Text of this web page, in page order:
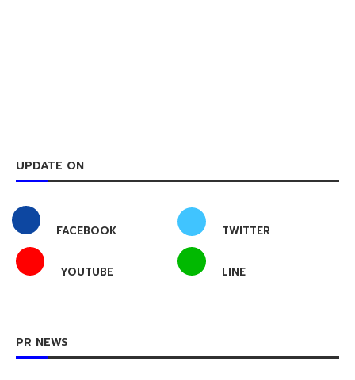
UPDATE ON
FACEBOOK TWITTER
YOUTUBE LINE
PR NEWS